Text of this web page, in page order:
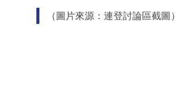
（圖片來源：連登討論區截圖）